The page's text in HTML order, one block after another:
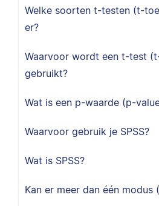
Welke soorten t-testen (t-
er?
Waarvoor wordt een t-test
gebruikt?
Wat is een p-waarde (p-
Waarvoor gebruik je SPSS?
Wat is SPSS?
Kan er meer dan één modus